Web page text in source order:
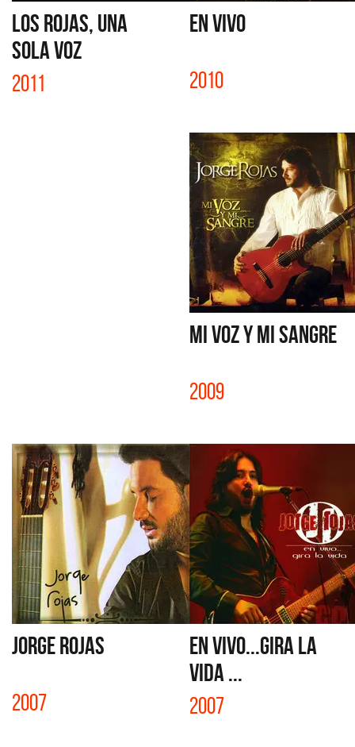
LOS ROJAS, UNA
SOLA VOZ
2011
EN VIVO
2010
MI VOZ Y MI SANGRE
2009
JORGE ROJAS
2007
EN VIVO...GIRA LA
VIDA ...
2007